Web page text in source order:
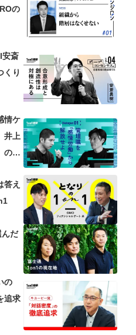
の
安斎
くり
情ケ
井上
の問
答え
んだ
の
追求